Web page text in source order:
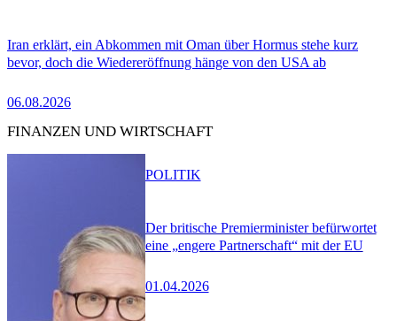
Iran erklärt, ein Abkommen mit Oman über Hormus stehe kurz
bevor, doch die Wiedereröffnung hänge von den USA ab
06.08.2026
FINANZEN UND WIRTSCHAFT
Der britische Premierminister befürwortet
eine „engere Partnerschaft“ mit der EU
01.04.2026
POLITIK